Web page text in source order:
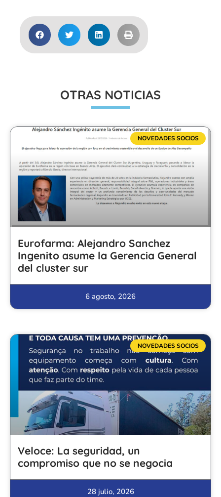
OTRAS NOTICIAS
NOVEDADES SOCIOS
Eurofarma: Alejandro Sanchez
Ingenito asume la Gerencia General
del cluster sur
6 agosto, 2026
NOVEDADES SOCIOS
Veloce: La seguridad, un
compromiso que no se negocia
28 julio, 2026